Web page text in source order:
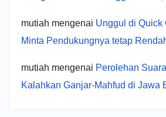
mutiah mengenai Unggul di Quick
Minta Pendukungnya tetap
mutiah mengenai Perolehan
Kalahkan Ganjar-Mahfud di Jawa